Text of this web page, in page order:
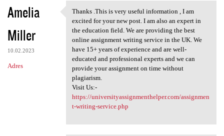
Amelia
Miller
10.02.2023
Adres
Thanks .This is very useful
Thanks .This is very useful information , I am
excited for your new post. I am also an expert in
the education field. We are providing the best
online assignment writing service in the UK. We
have 15+ years of experience and are well-
educated and professional experts and we can
provide your assignment on time without
plagiarism.
Visit Us:-
https://universityassignmenthelper.com/assignmen
t-writing-service.php